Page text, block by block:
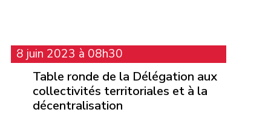
8 juin 2023 à 08h30
Table ronde de la Délégation aux
collectivités territoriales et à la
décentralisation